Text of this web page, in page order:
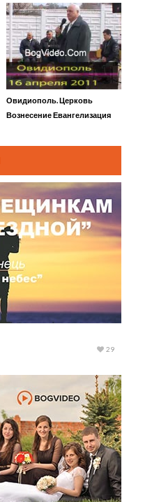
Овидиополь. Церковь
Вознесение Евангелизация
29